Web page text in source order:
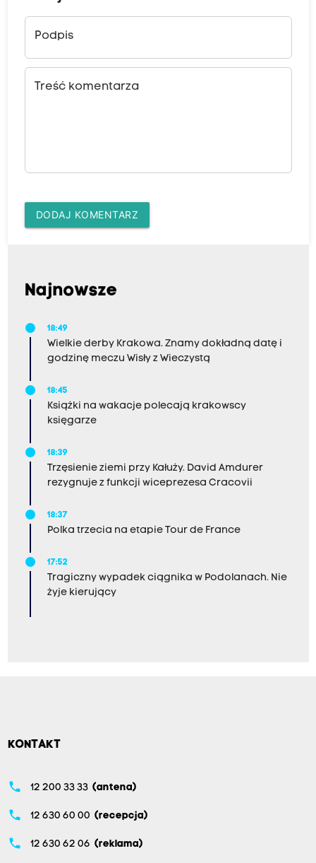
Podpis
Treść komentarza
DODAJ KOMENTARZ
Najnowsze
18:49
Wielkie derby Krakowa. Znamy dokładną datę i
godzinę meczu Wisły z Wieczystą
18:45
Książki na wakacje polecają krakowscy
księgarze
18:39
Trzęsienie ziemi przy Kałuży. David Amdurer
rezygnuje z funkcji wiceprezesa Cracovii
18:37
Polka trzecia na etapie Tour de France
17:52
Tragiczny wypadek ciągnika w Podolanach. Nie
żyje kierujący
KONTAKT
phone 12 200 33 33 (antena)
phone 12 630 60 00 (recepcja)
phone 12 630 62 06 (reklama)